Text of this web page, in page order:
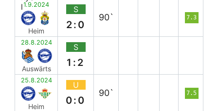
1.9.2024
Heim
S
2:0
90` 7.3
28.8.2024
Auswärts
S
1:2
25.8.2024
Heim
U
0:0
90` 7.5